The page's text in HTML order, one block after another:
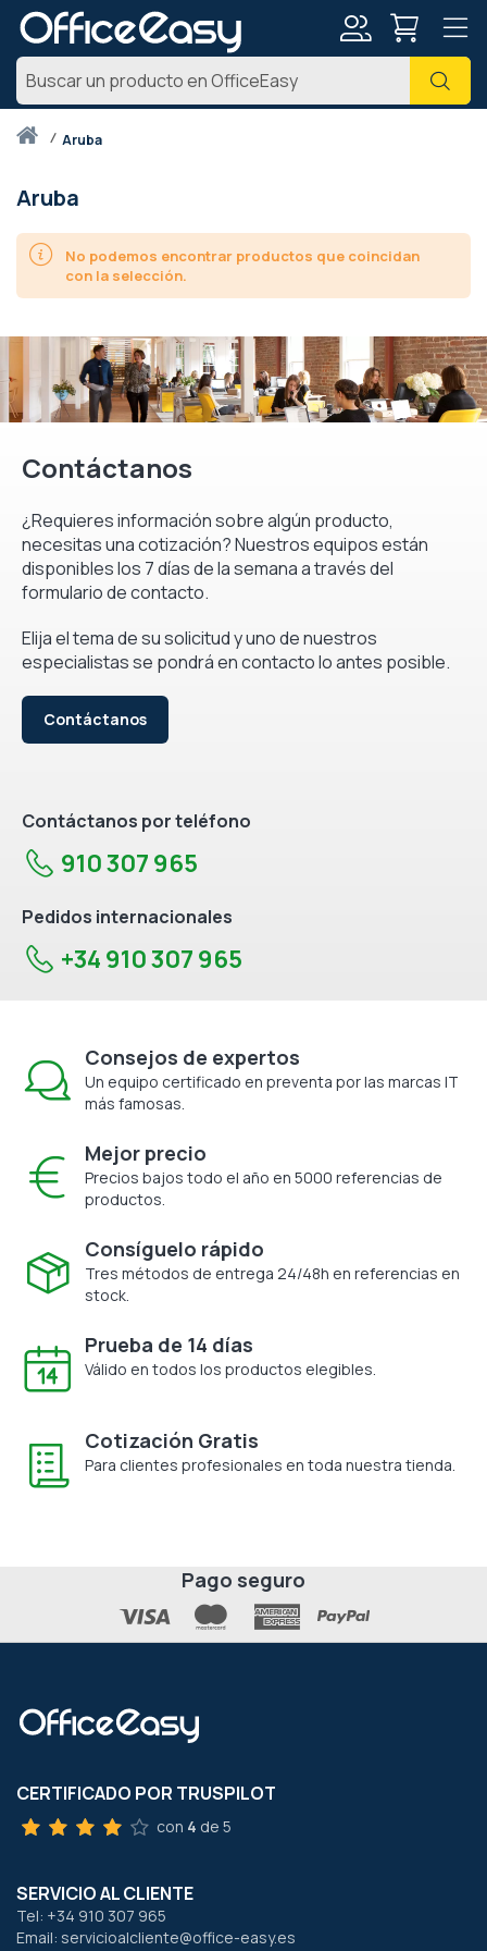
Inicio aruba
Aruba
No podemos encontrar productos que coincidan
con la selección.
Contáctanos
¿Requieres información sobre algún producto,
necesitas una cotización? Nuestros equipos están
disponibles los 7 días de la semana a través del
formulario de contacto.
Elija el tema de su solicitud y uno de nuestros
especialistas se pondrá en contacto lo antes posible.
Contáctanos
Contáctanos por teléfono
910 307 965
Pedidos internacionales
+34 910 307 965
Consejos de expertos
Un equipo certificado en preventa por las marcas IT
más famosas.
Mejor precio
Precios bajos todo el año en 5000 referencias de
productos.
Consíguelo rápido
Tres métodos de entrega 24/48h en referencias en
stock.
Prueba de 14 días
Válido en todos los productos elegibles.
Cotización Gratis
Para clientes profesionales en toda nuestra tienda.
Pago seguro
CERTIFICADO POR TRUSPILOT
con 4 de 5
SERVICIO AL CLIENTE
Tel: +34 910 307 965
Email: servicioalcliente@office-easy.es